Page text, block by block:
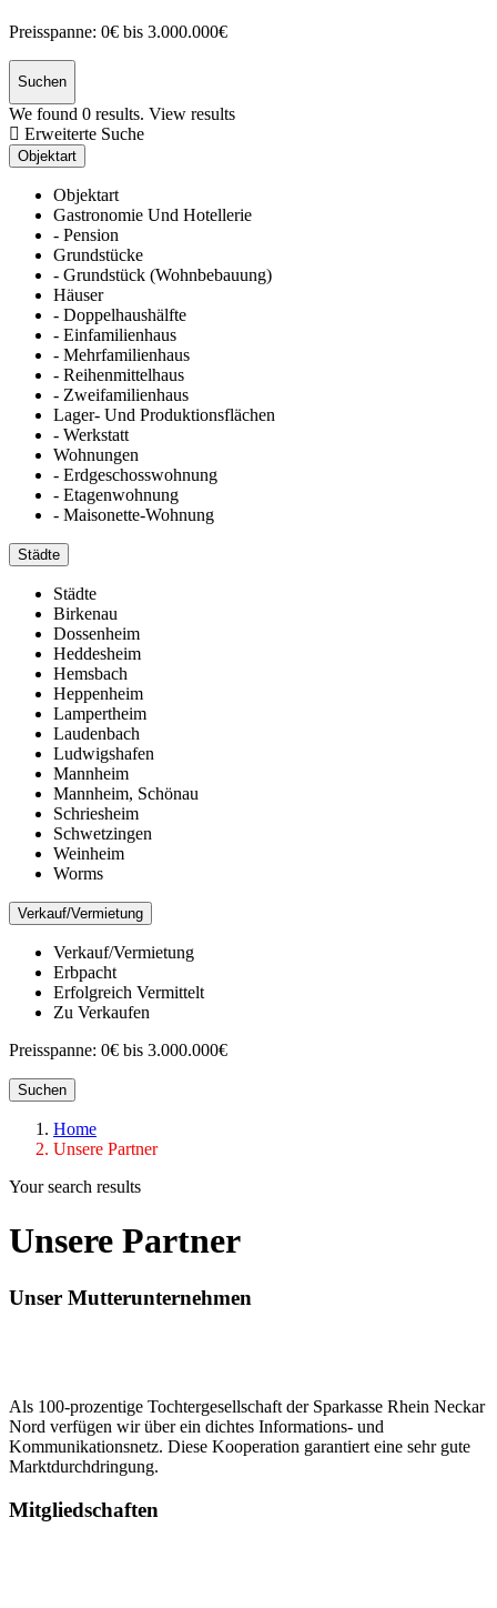
Preisspanne: 0€ bis 3.000.000€
Suchen
We found 0 results. View results
Erweiterte Suche
Objektart
Objektart
Gastronomie Und Hotellerie
- Pension
Grundstücke
- Grundstück (Wohnbebauung)
Häuser
- Doppelhaushälfte
- Einfamilienhaus
- Mehrfamilienhaus
- Reihenmittelhaus
- Zweifamilienhaus
Lager- Und Produktionsflächen
- Werkstatt
Wohnungen
- Erdgeschosswohnung
- Etagenwohnung
- Maisonette-Wohnung
Städte
Städte
Birkenau
Dossenheim
Heddesheim
Hemsbach
Heppenheim
Lampertheim
Laudenbach
Ludwigshafen
Mannheim
Mannheim, Schönau
Schriesheim
Schwetzingen
Weinheim
Worms
Verkauf/Vermietung
Verkauf/Vermietung
Erbpacht
Erfolgreich Vermittelt
Zu Verkaufen
Preisspanne: 0€ bis 3.000.000€
Suchen
Home
Unsere Partner
Your search results
Unsere Partner
Unser Mutterunternehmen
Als 100-prozentige Tochtergesellschaft der Sparkasse Rhein Neckar
Nord verfügen wir über ein dichtes Informations- und
Kommunikationsnetz. Diese Kooperation garantiert eine sehr gute
Marktdurchdringung.
Mitgliedschaften